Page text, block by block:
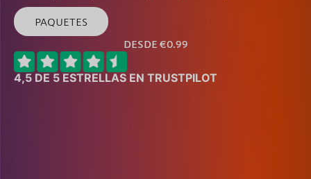
PAQUETES
DESDE €0.99
4,5 DE 5 ESTRELLAS EN TRUSTPILOT